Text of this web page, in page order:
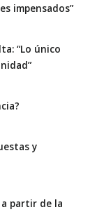
impensados”
“Lo único
y
partir de la